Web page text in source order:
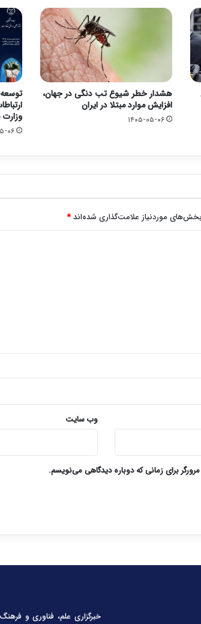
هشدار خطر شیوع تب دنگی در جهان،
افزایش موارد مبتلا در ایران
۱۴۰۵-۰۵-۰۶
بخش‌های موردنیاز علامت‌گذاری شده‌اند*
وب‌ سایت
برای زمانی که دوباره دیدگاهی می‌نویسم.
خبرگزاری علم، فناوری و